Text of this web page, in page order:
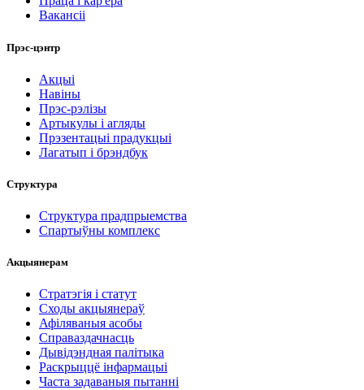
Вакансіі
Прэс-цэнтр
Акцыі
Навіны
Прэс-рэлізы
Артыкулы і агляды
Прэзентацыі прадукцыі
Лагатып і брэндбук
Структура
Структура прадпрыемства
Спартыўны комплекс
Акцыянерам
Стратэгія і статут
Сходы акцыянераў
Афіляваныя асобы
Справаздачнасць
Дывідэндная палітыка
Раскрыццё інфармацыі
Часта задаваныя пытанні